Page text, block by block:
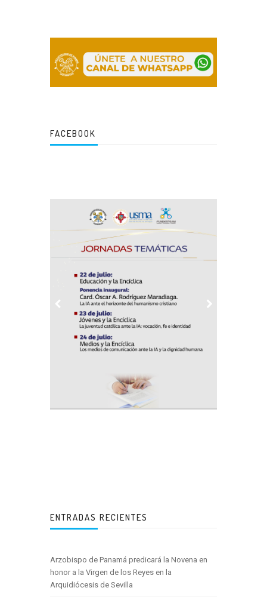
FACEBOOK
ENTRADAS RECIENTES
Arzobispo de Panamá predicará la Novena en
honor a la Virgen de los Reyes en la
Arquidiócesis de Sevilla